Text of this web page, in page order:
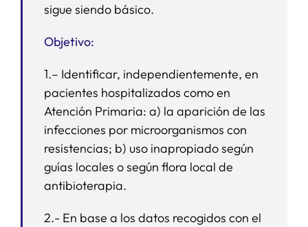
sigue siendo básico.
Objetivo:
1.– Identificar, independientemente, en
pacientes hospitalizados como en
Atención Primaria: a) la aparición de las
infecciones por microorganismos con
resistencias; b) uso inapropiado según
guías locales o según flora local de
antibioterapia.
2.- En base a los datos recogidos con el